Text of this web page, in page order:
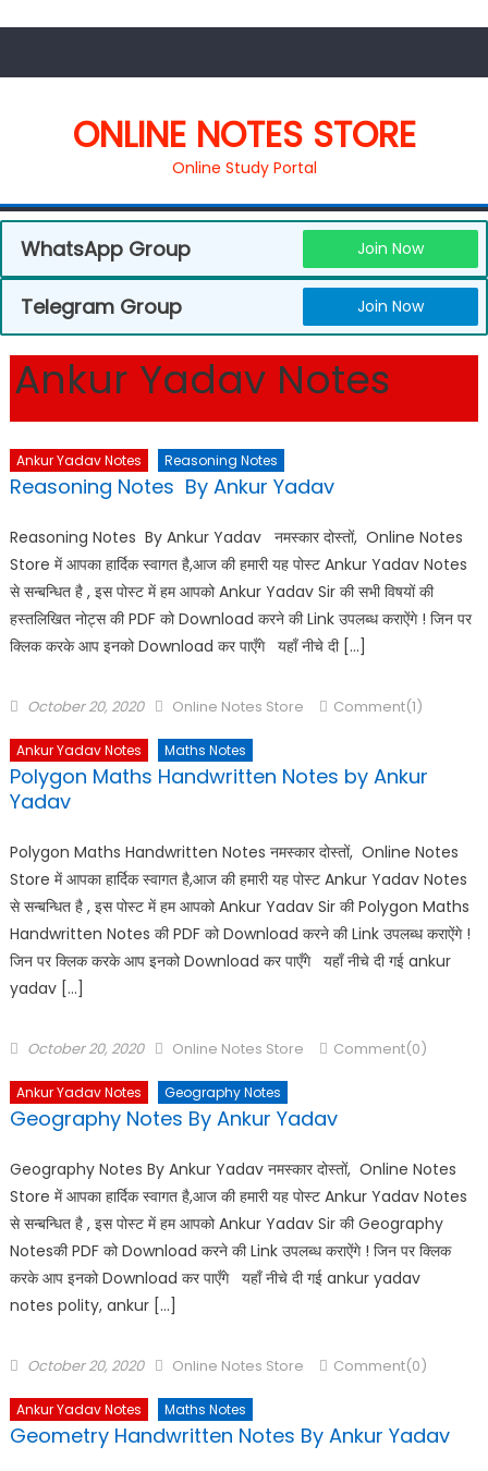
ONLINE NOTES STORE
Online Study Portal
WhatsApp Group Join Now
Telegram Group Join Now
Ankur Yadav Notes
Ankur Yadav Notes Reasoning Notes
Reasoning Notes By Ankur Yadav
Reasoning Notes By Ankur Yadav नमस्कार दोस्तों, Online Notes
Store में आपका हार्दिक स्वागत है,आज की हमारी यह पोस्ट Ankur Yadav Notes
से सन्बन्धित है , इस पोस्ट में हम आपको Ankur Yadav Sir की सभी विषयों की
हस्तलिखित नोट्स की PDF को Download करने की Link उपलब्ध कराऐंगे ! जिन पर
क्लिक करके आप इनको Download कर पाएँगे यहाँ नीचे दी […]
October 20, 2020 Online Notes Store Comment(1)
Ankur Yadav Notes Maths Notes
Polygon Maths Handwritten Notes by Ankur
Yadav
Polygon Maths Handwritten Notes नमस्कार दोस्तों, Online Notes
Store में आपका हार्दिक स्वागत है,आज की हमारी यह पोस्ट Ankur Yadav Notes
से सन्बन्धित है , इस पोस्ट में हम आपको Ankur Yadav Sir की Polygon Maths
Handwritten Notes की PDF को Download करने की Link उपलब्ध कराऐंगे !
जिन पर क्लिक करके आप इनको Download कर पाएँगे यहाँ नीचे दी गई ankur
yadav […]
October 20, 2020 Online Notes Store Comment(0)
Ankur Yadav Notes Geography Notes
Geography Notes By Ankur Yadav
Geography Notes By Ankur Yadav नमस्कार दोस्तों, Online Notes
Store में आपका हार्दिक स्वागत है,आज की हमारी यह पोस्ट Ankur Yadav Notes
से सन्बन्धित है , इस पोस्ट में हम आपको Ankur Yadav Sir की Geography
Notesकी PDF को Download करने की Link उपलब्ध कराऐंगे ! जिन पर क्लिक
करके आप इनको Download कर पाएँगे यहाँ नीचे दी गई ankur yadav
notes polity, ankur […]
October 20, 2020 Online Notes Store Comment(0)
Ankur Yadav Notes Maths Notes
Geometry Handwritten Notes By Ankur Yadav